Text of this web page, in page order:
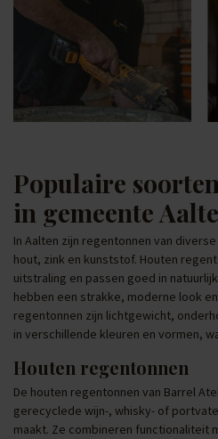
Populaire
in gemeente
In Aalten zijn regentonnen van
hout, zink en kunststof. Houten
uitstraling en passen goed in
hebben een strakke, moderne look
regentonnen zijn lichtgewicht,
in verschillende kleuren en vormen,
Houten regentonnen
De houten regentonnen van Barrel
gerecyclede wijn-, whisky- of
maakt. Ze combineren functionaliteit